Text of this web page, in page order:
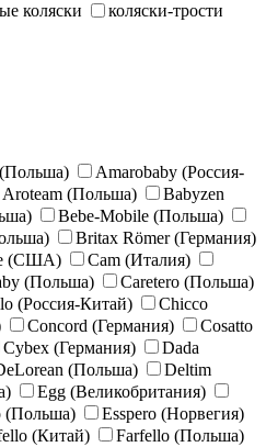
коляски
коляски-трости
Amarobaby (Россия-
Aroteam (Польша)
Babyzen
Bebe-Mobile (Польша)
Britax Römer (Германия)
(США)
Cam (Италия)
(Польша)
Caretero (Польша)
(Россия-Китай)
Chicco
Concord (Германия)
Cosatto
Cybex (Германия)
Dada
(Польша)
Deltim
Egg (Великобритания)
(Польша)
Esspero (Норвегия)
(Китай)
Farfello (Польша)